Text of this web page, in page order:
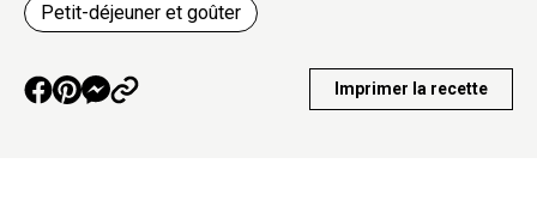
Petit-déjeuner et goûter
Imprimer la recette